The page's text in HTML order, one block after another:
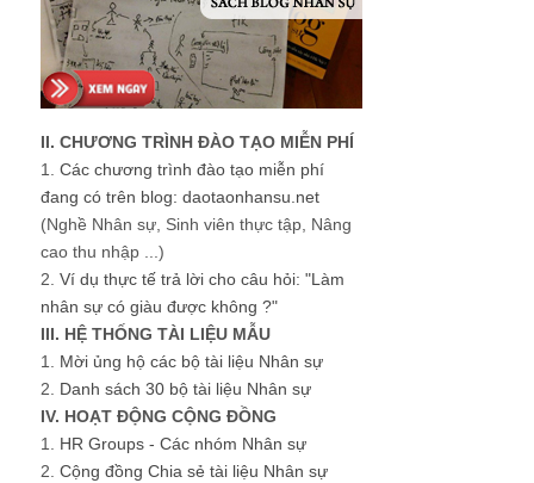
II. CHƯƠNG TRÌNH ĐÀO TẠO MIỄN PHÍ
1. Các chương trình đào tạo miễn phí
đang có trên blog: daotaonhansu.net
(Nghề Nhân sự, Sinh viên thực tập, Nâng
cao thu nhập ...)
2. Ví dụ thực tế trả lời cho câu hỏi: "Làm
nhân sự có giàu được không ?"
III. HỆ THỐNG TÀI LIỆU MẪU
1. Mời ủng hộ các bộ tài liệu Nhân sự
2. Danh sách 30 bộ tài liệu Nhân sự
IV. HOẠT ĐỘNG CỘNG ĐỒNG
1. HR Groups - Các nhóm Nhân sự
2. Cộng đồng Chia sẻ tài liệu Nhân sự